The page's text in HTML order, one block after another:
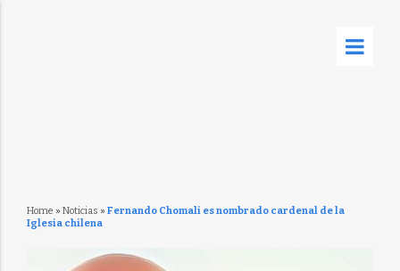
Home » Noticias » Fernando Chomali es nombrado cardenal de la
Iglesia chilena